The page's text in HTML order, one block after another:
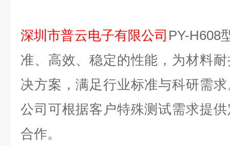
深圳市普云电子有限公司 PY-H608
准、高效、稳定的性能，为材料
决方案，满足行业标准与科研需
公司可根据客户特殊测试需求提
合作。